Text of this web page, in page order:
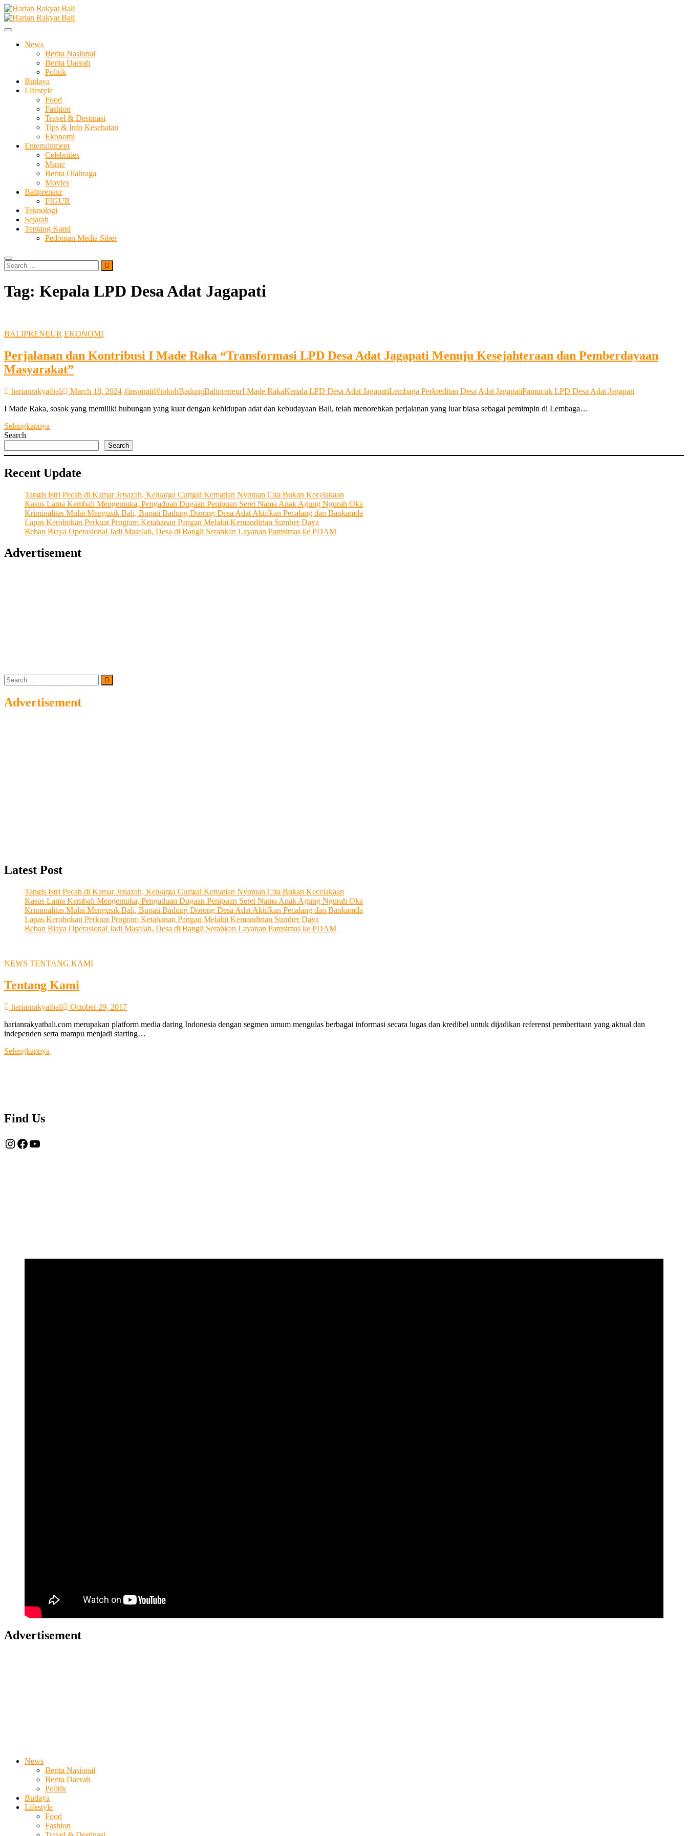
Skip
to
content
Harian Rakyat Bali
Membangun Semangat Kehidupan dan Berbangsa
News
Berita Nasional
Berita Daerah
Politik
Budaya
Lifestyle
Food
Fashion
Travel & Destinasi
Tips & Info Kesehatan
Ekonomi
Entertainment
Celebrities
Music
Berita Olahraga
Movies
Balipreneur
FIGUR
Teknologi
Sejarah
Tentang Kami
Pedoman Media Siber
Search
…
Tag: Kepala LPD Desa Adat Jagapati
BALIPRENEUR EKONOMI
Perjalanan dan Kontribusi I Made Raka “Transformasi LPD Desa Adat Jagapati Menuju Kesejahteraan dan Pemberdayaan
Masyarakat”
harianrakyatbali March 18, 2024 #inspiratif#tokohBadungBalipreneurI Made RakaKepala LPD Desa Adat JagapatiLembaga Perkreditan Desa Adat JagapatiPamucuk LPD Desa Adat Jagapati
I Made Raka, sosok yang memiliki hubungan yang kuat dengan kehidupan adat dan kebudayaan Bali, telah menorehkan perjalanan yang luar biasa sebagai pemimpin di Lembaga…
Selengkapnya
I
Raka
“Transformasi
LPD
Desa
Adat
Jagapati
Menuju
Kesejahteraan
Pemberdayaan
Search
Search
Recent Update
Tangis Istri Pecah di Kamar Jenazah, Keluarga Curigai Kematian Nyoman Cita Bukan Kecelakaan
Kasus Lama Kembali Mengemuka, Pengaduan Dugaan Penipuan Seret Nama Anak Agung Ngurah Oka
Kriminalitas Mulai Mengusik Bali, Bupati Badung Dorong Desa Adat Aktifkan Pecalang dan Bankamda
Lapas Kerobokan Perkuat Program Ketahanan Pangan Melalui Kemandirian Sumber Daya
Beban Biaya Operasional Jadi Masalah, Desa di Bangli Serahkan Layanan Pamsimas ke PDAM
Advertisement
Search
…
Advertisement
Latest Post
Tangis Istri Pecah di Kamar Jenazah, Keluarga Curigai Kematian Nyoman Cita Bukan Kecelakaan
Kasus Lama Kembali Mengemuka, Pengaduan Dugaan Penipuan Seret Nama Anak Agung Ngurah Oka
Kriminalitas Mulai Mengusik Bali, Bupati Badung Dorong Desa Adat Aktifkan Pecalang dan Bankamda
Lapas Kerobokan Perkuat Program Ketahanan Pangan Melalui Kemandirian Sumber Daya
Beban Biaya Operasional Jadi Masalah, Desa di Bangli Serahkan Layanan Pamsimas ke PDAM
NEWS TENTANG KAMI
Tentang Kami
harianrakyatbali
October 29, 2017
harianrakyatbali.com merupakan platform media daring Indonesia dengan segmen umum mengulas berbagai informasi secara lugas dan kredibel untuk dijadikan referensi pemberitaan yang aktual dan
independen serta mampu menjadi starting…
Selengkapnya
Find Us
Instagram
Facebook
YouTube
Advertisement
News
Berita Nasional
Berita Daerah
Politik
Budaya
Lifestyle
Food
Fashion